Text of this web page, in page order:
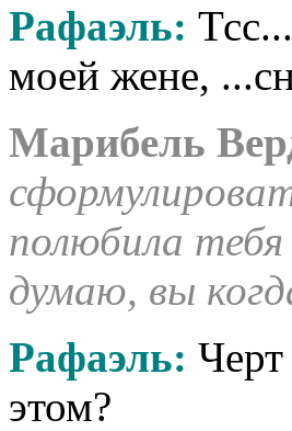
Рафаэль:
моей жене,
Марибель
полюбила
думаю, вы
Рафаэль:
этом?